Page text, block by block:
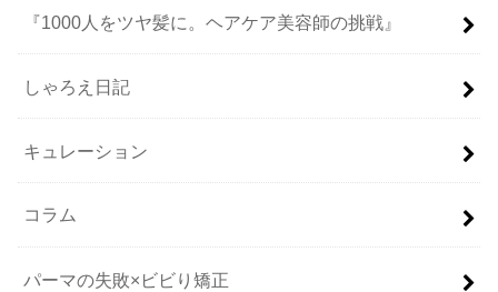
『1000人をツヤ髪に。ヘアケア美容師の挑戦』
しゃろえ日記
キュレーション
コラム
パーマの失敗×ビビり矯正